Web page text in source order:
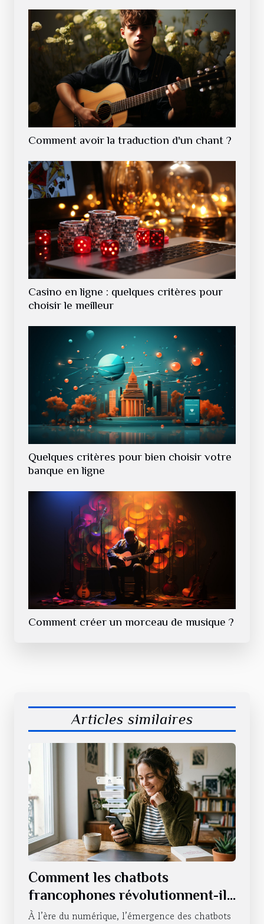
Comment avoir la traduction d'un chant ?
Casino en ligne : quelques critères pour
choisir le meilleur
Quelques critères pour bien choisir votre
banque en ligne
Comment créer un morceau de musique ?
Articles similaires
Comment les chatbots
francophones révolutionnent-ils
l'interaction en ligne ?
À l’ère du numérique, l’émergence des chatbots